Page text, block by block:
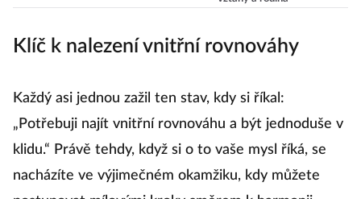
rozchodu vyjít
Klíč k nalezení vnitřní rovnováhy
Každý asi jednou zažil ten stav, kdy si říkal:
„Potřebuji najít vnitřní rovnováhu a být jednoduše v
klidu.“ Právě tehdy, když si o to vaše mysl říká, se
nacházíte ve výjimečném okamžiku, kdy můžete